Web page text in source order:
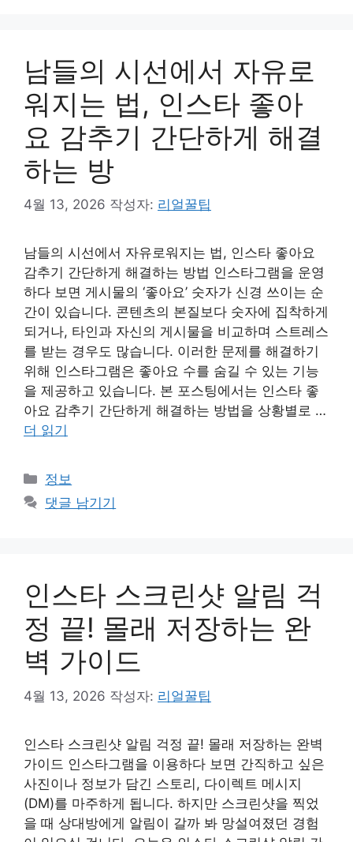
남들의 시선에서 자유로
워지는 법, 인스타 좋아
요 감추기 간단하게 해결
하는 방
4월 13, 2026 작성자: 리얼꿀팁
남들의 시선에서 자유로워지는 법, 인스타 좋아요
감추기 간단하게 해결하는 방법 인스타그램을 운영
하다 보면 게시물의 ‘좋아요’ 숫자가 신경 쓰이는 순
간이 있습니다. 콘텐츠의 본질보다 숫자에 집착하게
되거나, 타인과 자신의 게시물을 비교하며 스트레스
를 받는 경우도 많습니다. 이러한 문제를 해결하기
위해 인스타그램은 좋아요 수를 숨길 수 있는 기능
을 제공하고 있습니다. 본 포스팅에서는 인스타 좋
아요 감추기 간단하게 해결하는 방법을 상황별로 …
더 읽기
카
테
정보
댓글 남기기
인스타 스크린샷 알림 걱
정 끝! 몰래 저장하는 완
벽 가이드
4월 13, 2026 작성자: 리얼꿀팁
인스타 스크린샷 알림 걱정 끝! 몰래 저장하는 완벽
가이드 인스타그램을 이용하다 보면 간직하고 싶은
사진이나 정보가 담긴 스토리, 다이렉트 메시지
(DM)를 마주하게 됩니다. 하지만 스크린샷을 찍었
을 때 상대방에게 알림이 갈까 봐 망설여졌던 경험